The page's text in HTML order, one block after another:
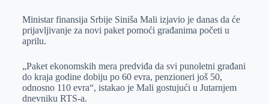
e
r
I
n
s
A
p
a
i
Ministar finansija Srbije Siniša Mali izjavio je danas da će
prijavljivanje za novi paket pomoći građanima početi u
aprilu.
„Paket ekonomskih mera predviđa da svi punoletni građani
do kraja godine dobiju po 60 evra, penzioneri još 50,
odnosno 110 evra“, istakao je Mali gostujući u Jutarnjem
dnevniku RTS-a.